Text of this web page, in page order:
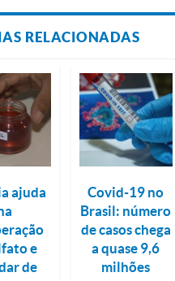
RELACIONADAS
ajuda
e
de
Covid-19 no
Brasil: número
de casos chega
a quase 9,6
milhões